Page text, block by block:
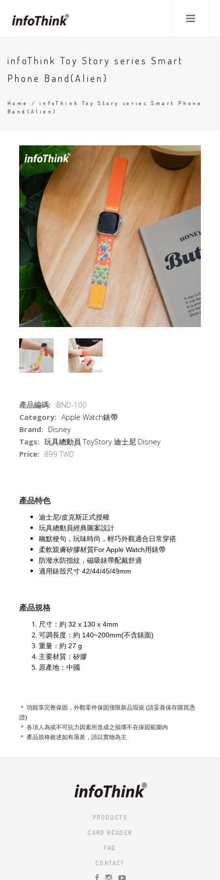
main
infoThink Toy Story series Smart
Phone Band(Alien)
Breadcrumb
Home / infoThink Toy Story series Smart Phone
Band(Alien)
產品編碼: iBND-100
Category: Apple Watch錶帶
Brand: Disney
Tags: 玩具總動員 ToyStory 迪士尼 Disney
Price: 899 TWD
產品特色
迪士尼/皮克斯正式授權
玩具總動員經典圖案設計
幽默梗句，玩味時尚，輕巧外觀適合日常穿搭
柔軟親膚矽膠材質For Apple Watch用錶帶
防潑水防指紋，磁吸錶帶配戴舒適
適用錶殼尺寸 42/44/45/49mm
產品規格
尺寸：約 32 x 130 x 4mm
可調長度：約 140~200mm(不含錶面)
重量：約 27 g
主要材質：矽膠
原產地：中國
＊ 功能享完整保固，外觀零件保固僅限新品瑕疵 (請妥善保存購買憑
證)
＊ 各項人為或不可抗力因素所造成之損壞不在保固範圍內
＊ 產品規格敘述如有落差，請以實物為主
PRODUCTS
CARD READER
FAQ
CONTACT